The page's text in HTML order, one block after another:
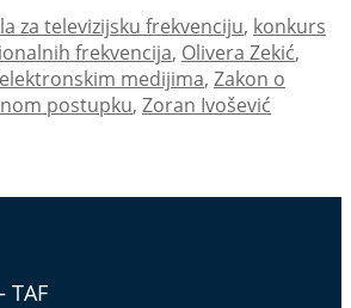
za televizijsku frekvenciju, konkurs
frekvencija, Olivera Zekić,
medijima, Zakon o
postupku, Zoran Ivošević
TAF